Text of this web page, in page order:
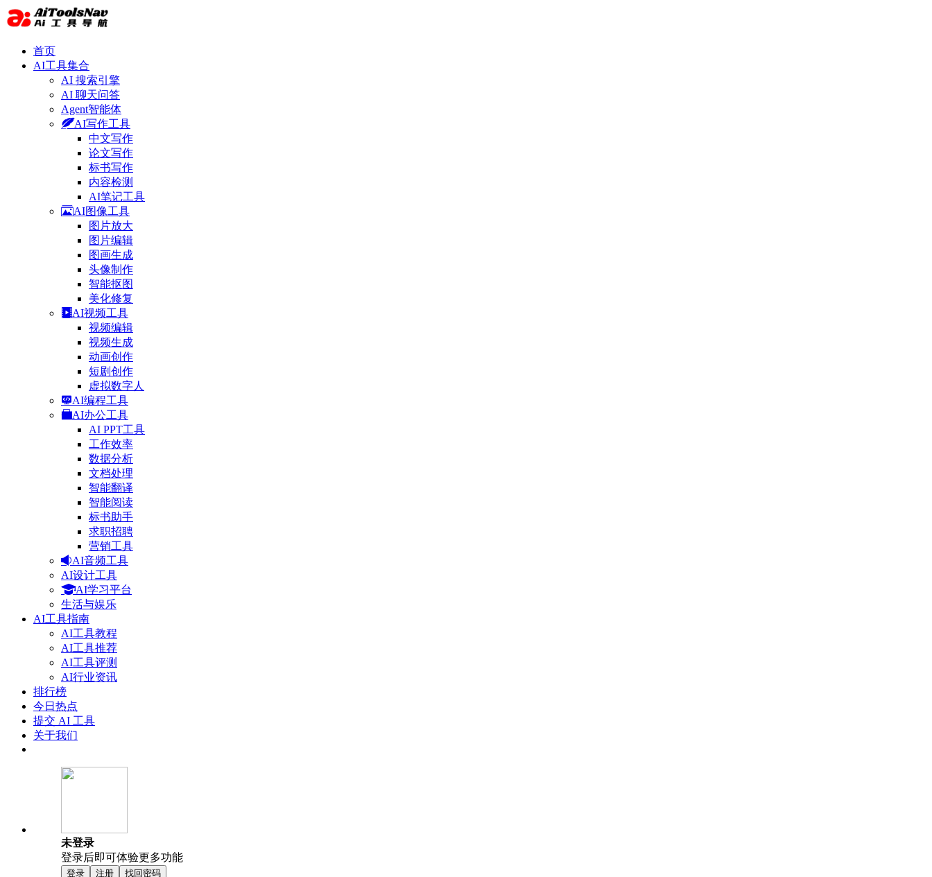
首页
AI工具集合
AI 搜索引擎
AI 聊天问答
Agent智能体
AI写作工具
中文写作
论文写作
标书写作
内容检测
AI笔记工具
AI图像工具
图片放大
图片编辑
图画生成
头像制作
智能抠图
美化修复
AI视频工具
视频编辑
视频生成
动画创作
短剧创作
虚拟数字人
AI编程工具
AI办公工具
AI PPT工具
工作效率
数据分析
文档处理
智能翻译
智能阅读
标书助手
求职招聘
营销工具
AI音频工具
AI设计工具
AI学习平台
生活与娱乐
AI工具指南
AI工具教程
AI工具推荐
AI工具评测
AI行业资讯
排行榜
今日热点
提交 AI 工具
关于我们
未登录
登录后即可体验更多功能
登录 注册 找回密码